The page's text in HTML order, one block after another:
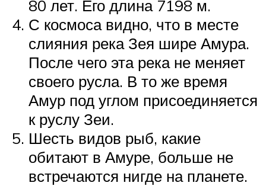
80 лет. Его длина 7198 м.
С космоса видно, что в месте
слияния река Зея шире Амура.
После чего эта река не меняет
своего русла. В то же время
Амур под углом присоединяется
к руслу Зеи.
Шесть видов рыб, какие
обитают в Амуре, больше не
встречаются нигде на планете.